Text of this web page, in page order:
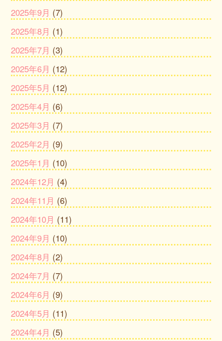
2025年9月 (7)
2025年8月 (1)
2025年7月 (3)
2025年6月 (12)
2025年5月 (12)
2025年4月 (6)
2025年3月 (7)
2025年2月 (9)
2025年1月 (10)
2024年12月 (4)
2024年11月 (6)
2024年10月 (11)
2024年9月 (10)
2024年8月 (2)
2024年7月 (7)
2024年6月 (9)
2024年5月 (11)
2024年4月 (5)